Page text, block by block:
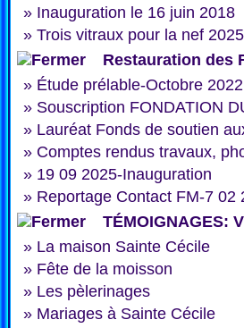
» Inauguration le 16 juin 2018
» Trois vitraux pour la nef 2025
Restauration des
» Étude prélable-Octobre 2022
» Souscription FONDATION
» Lauréat Fonds de soutien
» Comptes rendus travaux,
» 19 09 2025-Inauguration
» Reportage Contact FM-7 02
TÉMOIGNAGES:
» La maison Sainte Cécile
» Fête de la moisson
» Les pèlerinages
» Mariages à Sainte Cécile